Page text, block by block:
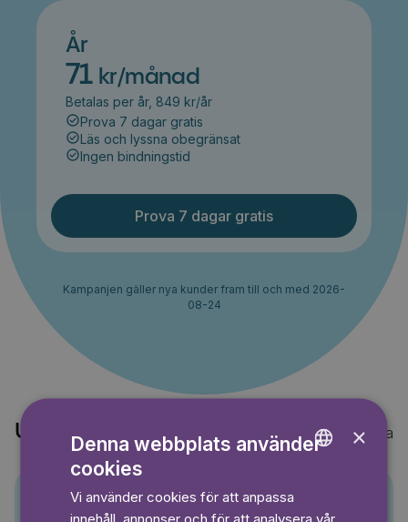
År
71 kr/månad
Betalas per år, 849 kr/år
Prova 7 dagar gratis
Läs och lyssna obegränsat
Ingen bindningstid
Prova 7 dagar gratis
Kampanjen gäller nya kunder fram till och med 2026-
08-24
Upptäck också Visa alla
×
Denna webbplats använder
cookies
Vi använder cookies för att anpassa
innehåll, annonser och för att analysera vår